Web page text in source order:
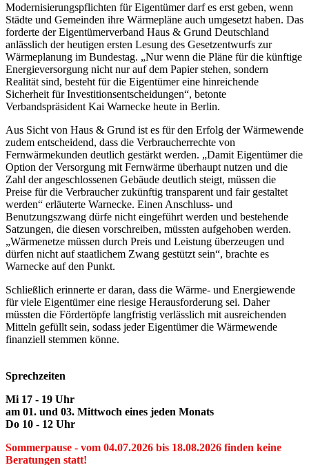
Modernisierungspflichten für Eigentümer darf es erst geben, wenn
Städte und Gemeinden ihre Wärmepläne auch umgesetzt haben. Das
forderte der Eigentümerverband Haus & Grund Deutschland
anlässlich der heutigen ersten Lesung des Gesetzentwurfs zur
Wärmeplanung im Bundestag. „Nur wenn die Pläne für die künftige
Energieversorgung nicht nur auf dem Papier stehen, sondern
Realität sind, besteht für die Eigentümer eine hinreichende
Sicherheit für Investitionsentscheidungen“, betonte
Verbandspräsident Kai Warnecke heute in Berlin.
Aus Sicht von Haus & Grund ist es für den Erfolg der Wärmewende
zudem entscheidend, dass die Verbraucherrechte von
Fernwärmekunden deutlich gestärkt werden. „Damit Eigentümer die
Option der Versorgung mit Fernwärme überhaupt nutzen und die
Zahl der angeschlossenen Gebäude deutlich steigt, müssen die
Preise für die Verbraucher zukünftig transparent und fair gestaltet
werden“ erläuterte Warnecke. Einen Anschluss- und
Benutzungszwang dürfe nicht eingeführt werden und bestehende
Satzungen, die diesen vorschreiben, müssten aufgehoben werden.
„Wärmenetze müssen durch Preis und Leistung überzeugen und
dürfen nicht auf staatlichem Zwang gestützt sein“, brachte es
Warnecke auf den Punkt.
Schließlich erinnerte er daran, dass die Wärme- und Energiewende
für viele Eigentümer eine riesige Herausforderung sei. Daher
müssten die Fördertöpfe langfristig verlässlich mit ausreichenden
Mitteln gefüllt sein, sodass jeder Eigentümer die Wärmewende
finanziell stemmen könne.
Sprechzeiten
Mi 17 - 19 Uhr
am 01. und 03. Mittwoch eines jeden Monats
Do 10 - 12 Uhr
Sommerpause - vom 04.07.2026 bis 18.08.2026 finden keine
Beratungen statt!